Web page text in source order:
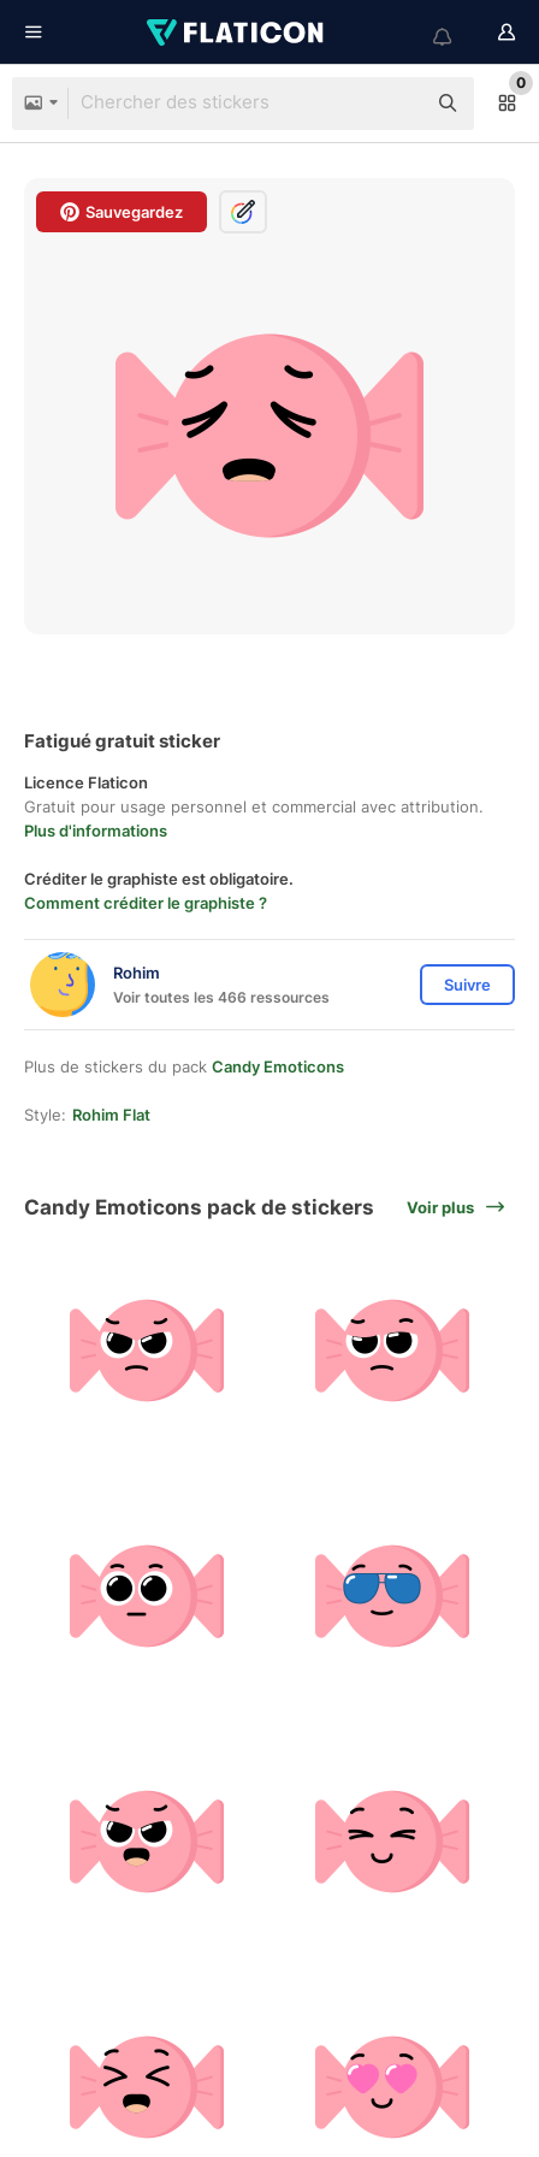
0
Sauvegardez
Fatigué gratuit sticker
Licence Flaticon
Gratuit pour usage personnel et commercial avec attribution.
Plus d'informations
Créditer le graphiste est obligatoire.
Comment créditer le graphiste ?
Rohim
Voir toutes les 466 ressources
Suivre
Plus de stickers du pack Candy Emoticons
Style: Rohim Flat
Candy Emoticons pack de stickers Voir plus